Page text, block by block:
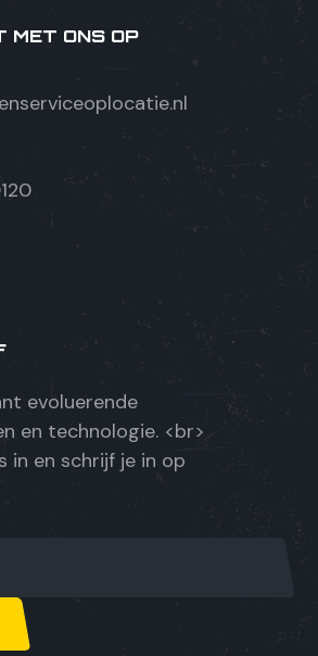
MET ONS OP
evoluerende
en technologie. <br>
in en schrijf je in op